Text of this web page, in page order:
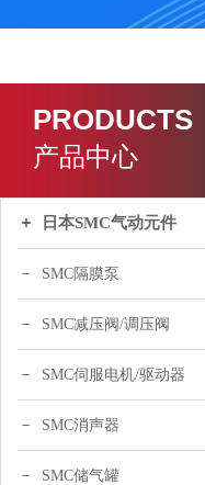
PRODUCTS
产品中心
日本SMC气动元件
SMC隔膜泵
SMC减压阀/调压阀
SMC伺服电机/驱动器
SMC消声器
SMC储气罐